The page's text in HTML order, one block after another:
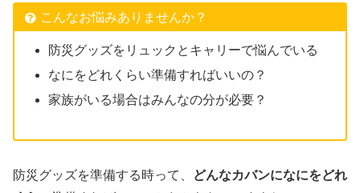
こんなお悩みありませんか？
防災グッズをリュックとキャリーで悩んでいる
なにをどれくらい準備すればいいの？
家族がいる場合はみんなの分が必要？
防災グッズを準備する時って、
どんなカバンになにをどれ